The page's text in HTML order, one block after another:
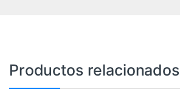
Productos relacionados